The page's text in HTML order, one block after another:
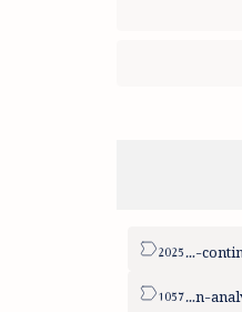
sub-continent
column-analysis